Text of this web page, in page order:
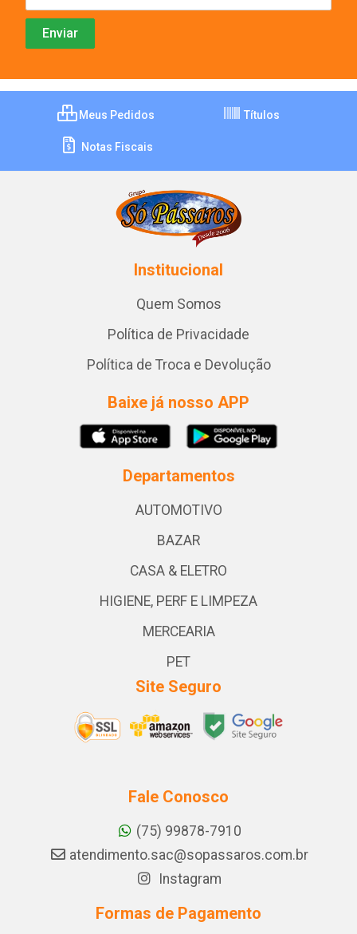
Meus Pedidos Títulos
Notas Fiscais
Institucional
Quem Somos
Política de Privacidade
Política de Troca e Devolução
Baixe já nosso APP
Departamentos
AUTOMOTIVO
BAZAR
CASA & ELETRO
HIGIENE, PERF E LIMPEZA
MERCEARIA
PET
Site Seguro
Fale Conosco
(75) 99878-7910
atendimento.sac@sopassaros.com.br
Instagram
Formas de Pagamento